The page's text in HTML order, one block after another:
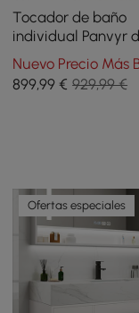
Tocador de baño
individual Panvyr
con lavabo y
piedra sinterizada
Nuevo Precio Más
899,99 € 929,99 €
Ofertas especiales